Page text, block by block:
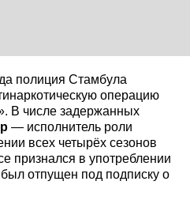
полиция Стамбула
операцию
В числе задержанных
— исполнитель роли
всех четырёх сезонов
признался в употреблении
отпущен под подписку о